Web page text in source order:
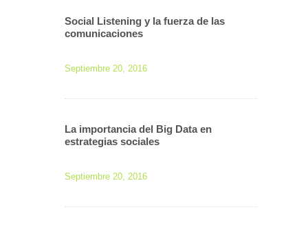
Social Listening y la fuerza de las
comunicaciones
Septiembre 20, 2016
La importancia del Big Data en
estrategias sociales
Septiembre 20, 2016